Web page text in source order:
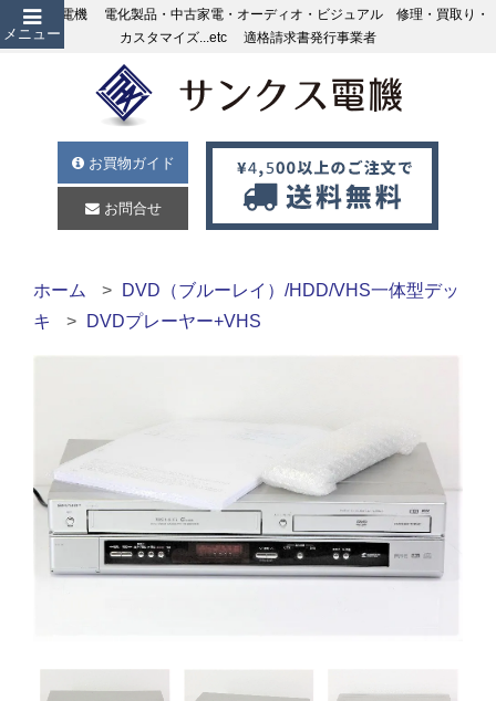
メニュー
サンクス電機 電化製品・中古家電・オーディオ・ビジュアル 修理・買取り・
カスタマイズ...etc 適格請求書発行事業者
お買物ガイド
お問合せ
ホーム
DVD（ブルーレイ）/HDD/VHS一体型デッ
キ
DVDプレーヤー+VHS